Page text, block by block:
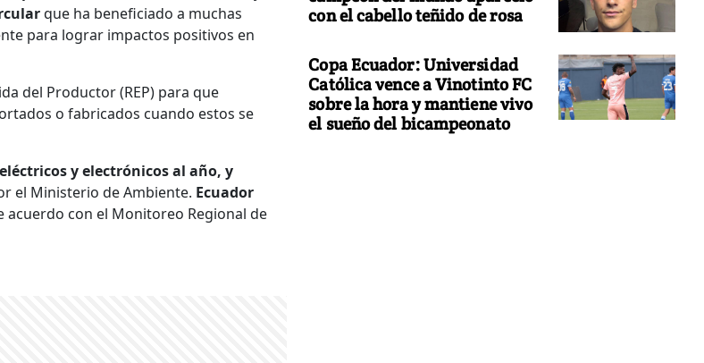
que ha beneficiado a muchas
para lograr impactos positivos en
del Productor (REP) para que
o fabricados cuando estos se
y electrónicos al año, y
el Ministerio de Ambiente. Ecuador
acuerdo con el Monitoreo Regional de
con el cabello teñido de rosa
Copa Ecuador: Universidad
Católica vence a Vinotinto FC
sobre la hora y mantiene vivo
el sueño del bicampeonato